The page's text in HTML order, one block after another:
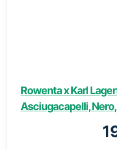
Rowenta x Karl
Asciugacapelli,